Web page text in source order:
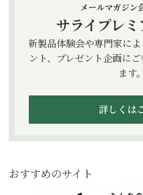
メールマガジン
サライプレ
新製品体験会や専門家に
ント、プレゼント企画に
ます。
詳しくは
おすすめのサイト